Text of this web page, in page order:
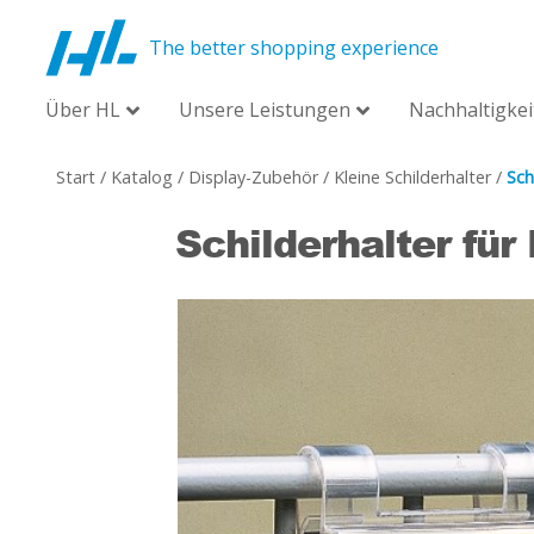
The better shopping experience
Über HL Unsere Leistungen
Start / Katalog / Display-Zubehör/ Kleine Schilderhalter/
Schilderhalter für